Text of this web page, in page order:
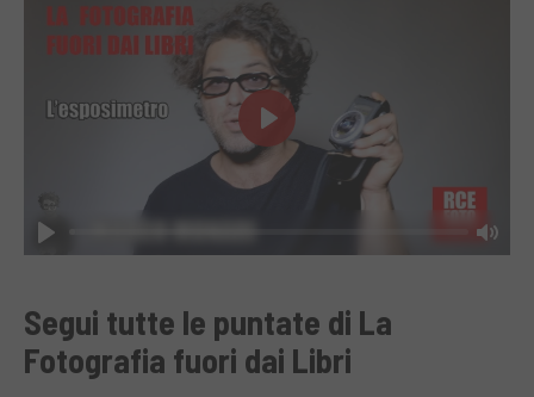
Play Mute
Play
Segui tutte le puntate di La
Fotografia fuori dai Libri